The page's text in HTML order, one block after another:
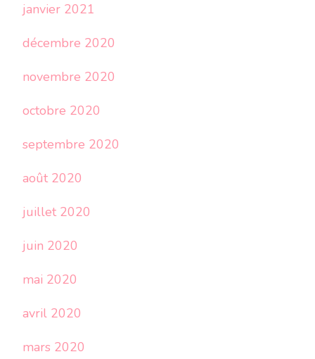
janvier 2021
décembre 2020
novembre 2020
octobre 2020
septembre 2020
août 2020
juillet 2020
juin 2020
mai 2020
avril 2020
mars 2020